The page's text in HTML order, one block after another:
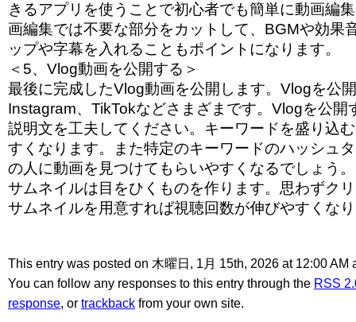
きるアプリを使うことで初心者でも簡単に動画編
画編集では不要な部分をカットして、BGMや効果
ップや字幕を入れることもポイントになります。
＜5、Vlog動画を公開する＞
最後に完成したVlog動画を公開します。Vlogを公
Instagram、TikTokなどさまざまです。Vlogを公開
説明文を工夫してください。キーワードを盛り込
すくなります。また特定のキーワードのハッシュ
の人に動画を見つけてもらいやすくなるでしょう。
サムネイルは目をひくものを作ります。思わずク
サムネイルを用意すれば視聴回数が伸びやすくな
This entry was posted on 木曜日, 1月 15th, 2026 at 12:00
You can follow any responses to this entry through the RSS
response, or trackback from your own site.